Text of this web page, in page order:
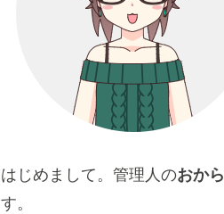
はじめまして。管理人のおから
す。